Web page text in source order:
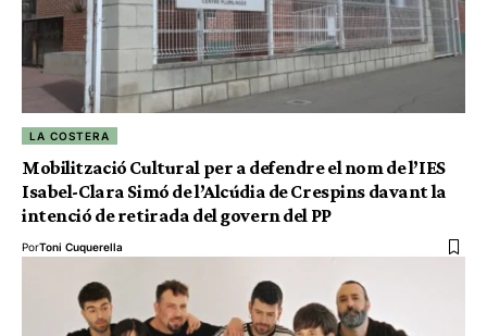
LA COSTERA
Mobilització Cultural per a defendre el nom de l’IES
Isabel-Clara Simó de l’Alcúdia de Crespins davant la
intenció de retirada del govern del PP
PorToni Cuquerella